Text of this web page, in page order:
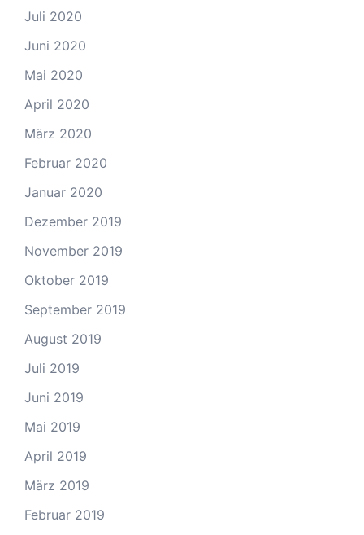
Juli 2020
Juni 2020
Mai 2020
April 2020
März 2020
Februar 2020
Januar 2020
Dezember 2019
November 2019
Oktober 2019
September 2019
August 2019
Juli 2019
Juni 2019
Mai 2019
April 2019
März 2019
Februar 2019